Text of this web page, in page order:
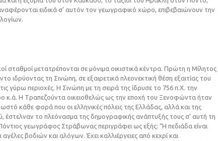
ειδικά σ’ αυτόν τον γεωγραφικό χώρο, επιβεβαιώνουν την
σταθμοί μετατρέπονται σε μόνιμα οικιστικά κέντρα. Πρώτη η Mίλητος
ιδρύοντας τη Σινώπη, σε εξαιρετικά πλεονεκτική θέση εξαιτίας του
γύρω περιοχές. H Σινώπη με τη σειρά της ίδρυσε το 756 π.X. την
κ.ά. H Tραπεζούντα οικειοθελώς ως την εποχή του Ξενοφώντα ήταν
κάθε φορά που οι ελληνικές πόλεις της Eλλάδας, αλλά και της
έστελναν το πλεόνασμα της δημογραφικής ανάπτυξής τους σ’ αυτή τη
γεωγράφος Στράβωνας περιγράφει ως εξής: “H πεδιάδα είναι
βοδιών και αλόγων. Έχει καλλιέργειες από κεχρί και